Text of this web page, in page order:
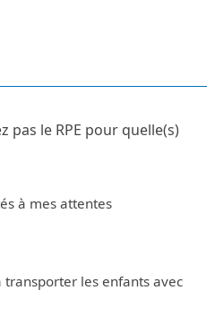
pas le RPE pour quelle(s)
à mes attentes
transporter les enfants avec